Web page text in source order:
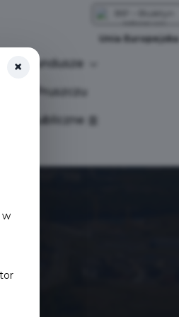
Unia Europejska
Fundusze
w Pruszczu
publiczne
×
w